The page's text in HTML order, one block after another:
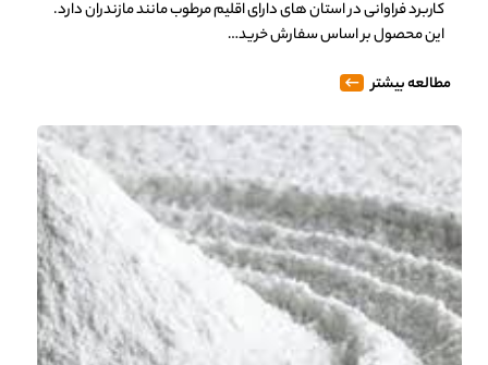
کاربرد فراوانی در استان های دارای اقلیم مرطوب مانند مازندران دارد.
این محصول بر اساس سفارش خرید…
مطالعه بیشتر